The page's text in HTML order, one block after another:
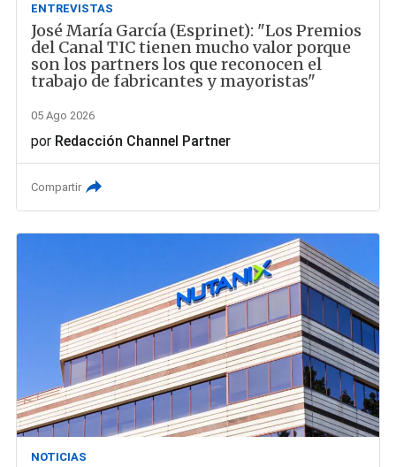
ENTREVISTAS
José María García (Esprinet): "Los Premios
del Canal TIC tienen mucho valor porque
son los partners los que reconocen el
trabajo de fabricantes y mayoristas"
05 Ago 2026
por Redacción Channel Partner
Compartir
NOTICIAS